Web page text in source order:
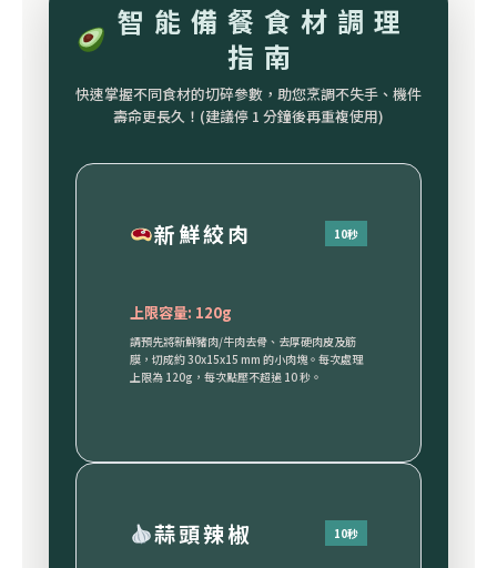
智能備餐食材調理
指南
快速掌握不同食材的切碎參數，助您烹調不失手、機件
壽命更長久！(建議停 1 分鐘後再重複使用)
新鮮絞肉 10秒
上限容量: 120g
請預先將新鮮豬肉/牛肉去骨、去厚硬肉皮及筋
膜，切成約 30x15x15 mm 的小肉塊。每次處理
上限為 120g，每次點壓不超過 10 秒。
蒜頭辣椒 10秒